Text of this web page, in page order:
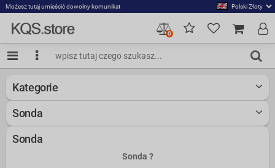
Możesz tutaj umieścić dowolny komunikat
0
Kategorie
Sonda
Sonda
Sonda ?